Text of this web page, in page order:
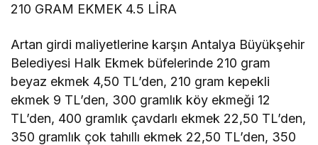
210 GRAM EKMEK 4.5 LİRA
Artan girdi maliyetlerine karşın Antalya Büyükşehir
Belediyesi Halk Ekmek büfelerinde 210 gram
beyaz ekmek 4,50 TL’den, 210 gram kepekli
ekmek 9 TL’den, 300 gramlık köy ekmeği 12
TL’den, 400 gramlık çavdarlı ekmek 22,50 TL’den,
350 gramlık çok tahıllı ekmek 22,50 TL’den, 350